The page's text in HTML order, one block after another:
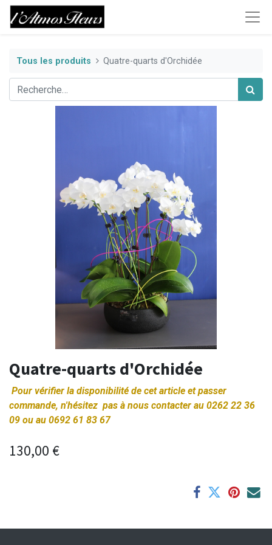
Tous les produits Quatre-quarts d'Orchidée
Quatre-quarts d'Orchidée
Pour vérifier la disponibilité de cet article et passer
commande, n'hésitez pas à nous contacter au 0262 22 36
09 ou au 0692 61 83 67
130,00 €